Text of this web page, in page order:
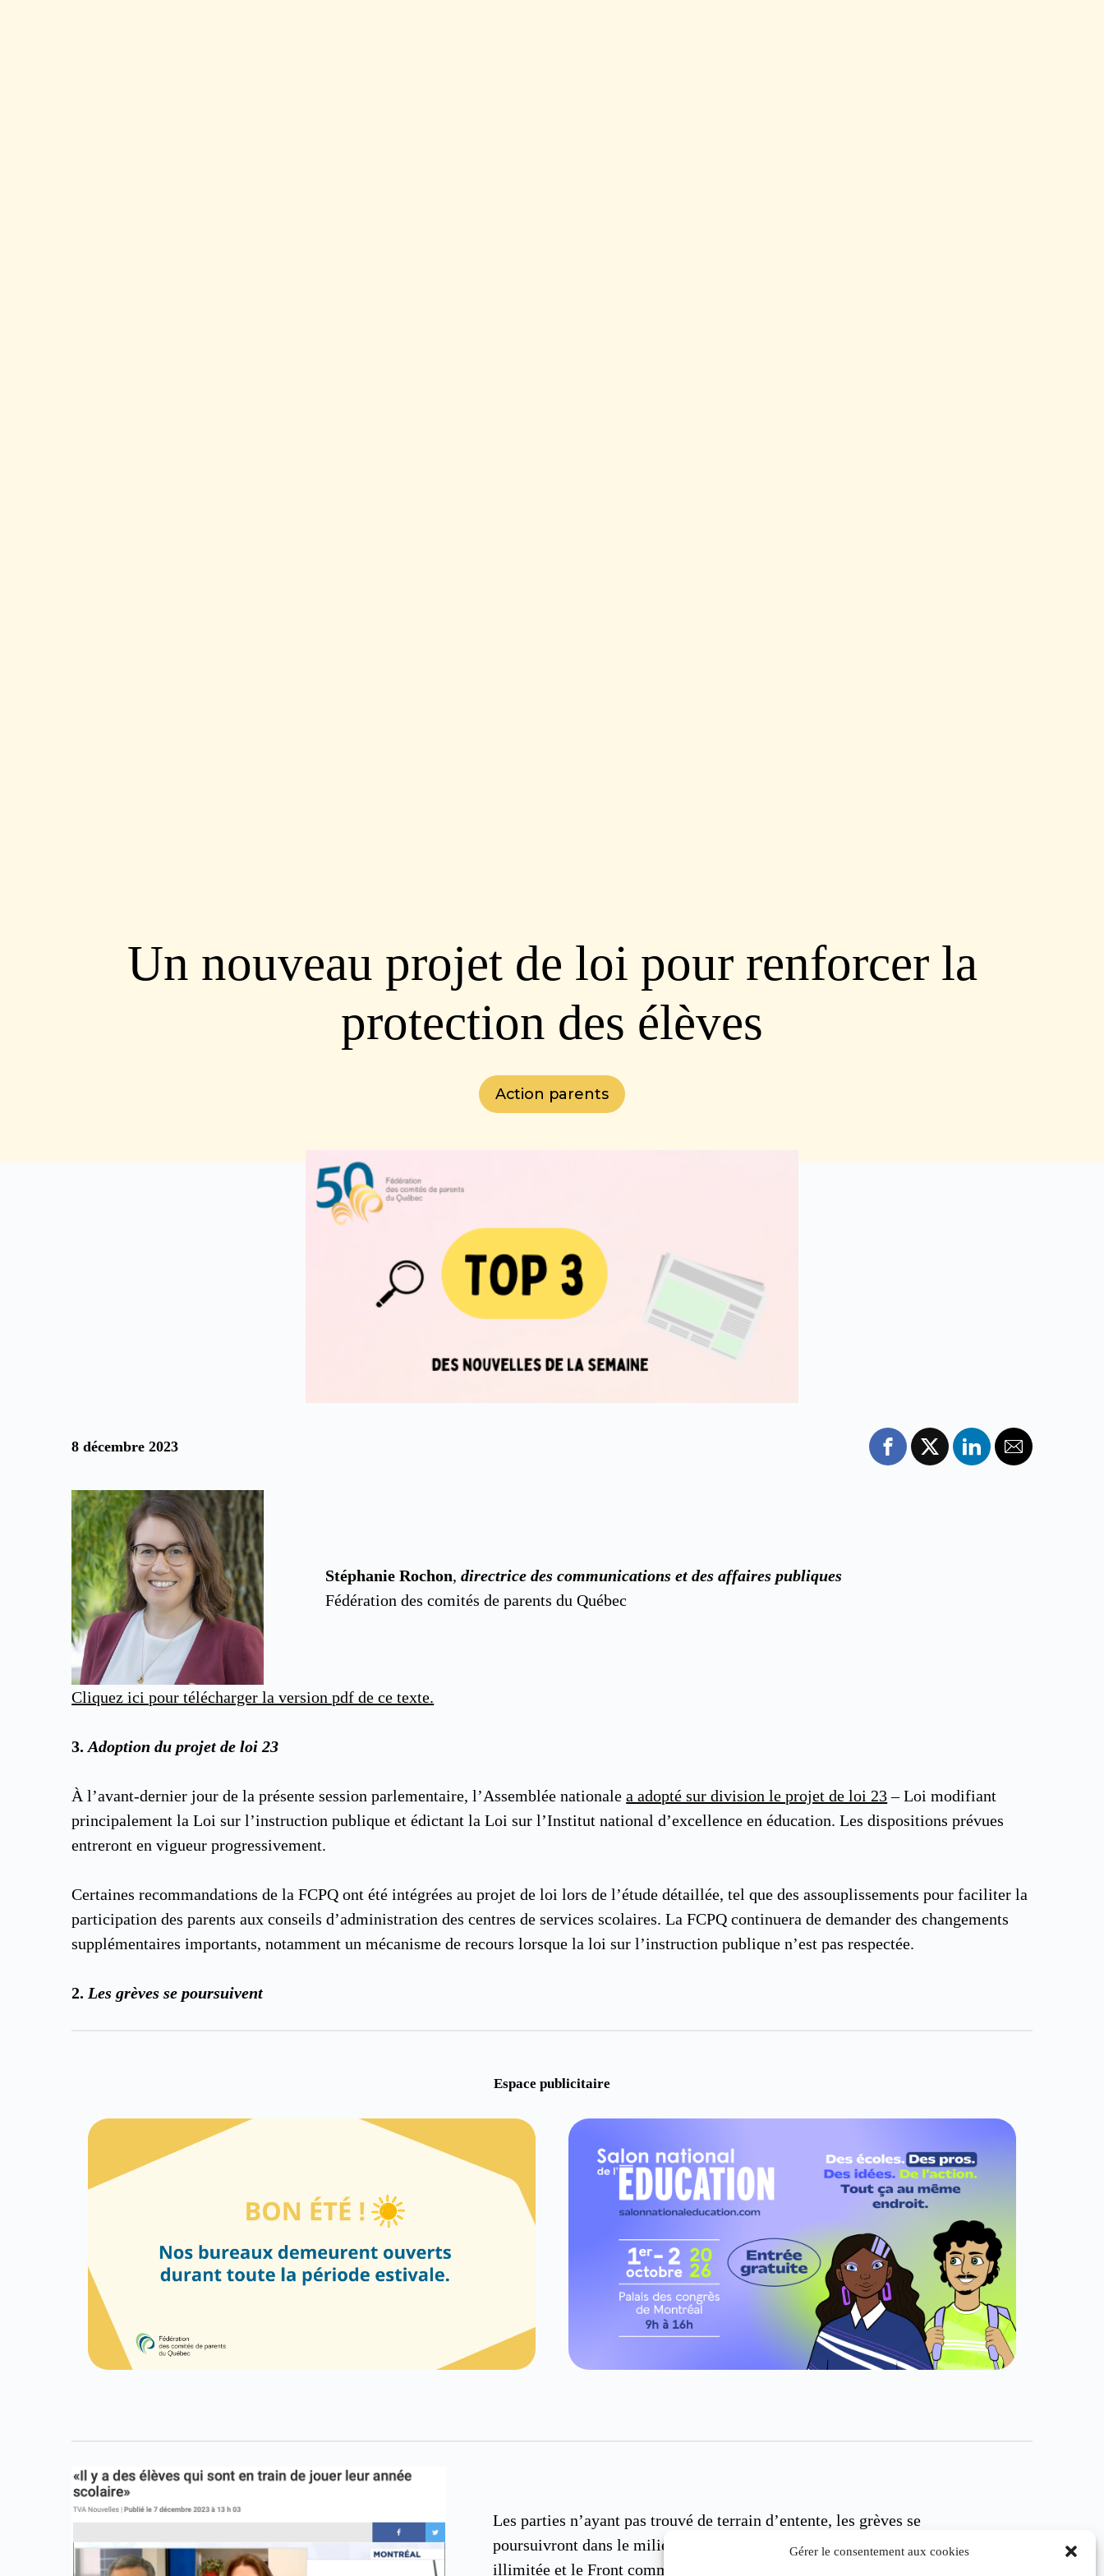
Gérer le consentement aux cookies
Un nouveau projet de loi pour renforcer la
protection des élèves
Action parents
8 décembre 2023
Stéphanie Rochon, directrice des communications et des affaires publiques
Fédération des comités de parents du Québec
Cliquez ici pour télécharger la version pdf de ce texte.
3.Adoption du projet de loi 23
À l’avant-dernier jour de la présente session parlementaire, l’Assemblée nationalea adopté sur division le projet de loi 23– Loi modifiant
principalement la Loi sur l’instruction publique et édictant la Loi sur l’Institut national d’excellence en éducation. Les dispositions prévues
entreront en vigueur progressivement.
Certaines recommandations de la FCPQ ont été intégrées au projet de loi lors de l’étude détaillée, tel que des assouplissements pour faciliter la
participation des parents aux conseils d’administration des centres de services scolaires. La FCPQ continuera de demander des changements
supplémentaires importants, notamment un mécanisme de recours lorsque la loi sur l’instruction publique n’est pas respectée.
2. Les grèves se poursuivent
Espace publicitaire
Les parties n’ayant pas trouvé de terrain d’entente, les grèves se
poursuivront dans le milieu scolaire. La FAE poursuit la grève générale
illimitée et le Front commun exercera des journées de grève du 8 au 14